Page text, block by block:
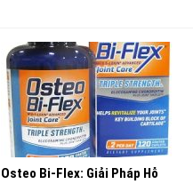
Osteo Bi-Flex: Giải Pháp Hỗ